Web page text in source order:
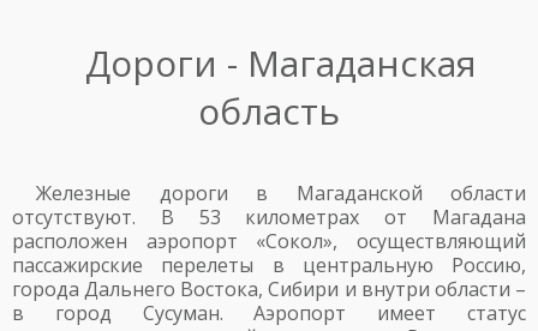
Дороги - Магаданская
область
Железные дороги в Магаданской области
отсутствуют. В 53 километрах от Магадана
расположен аэропорт «Сокол», осуществляющий
пассажирские перелеты в центральную Россию,
города Дальнего Востока, Сибири и внутри области –
в город Сусуман. Аэропорт имеет статус